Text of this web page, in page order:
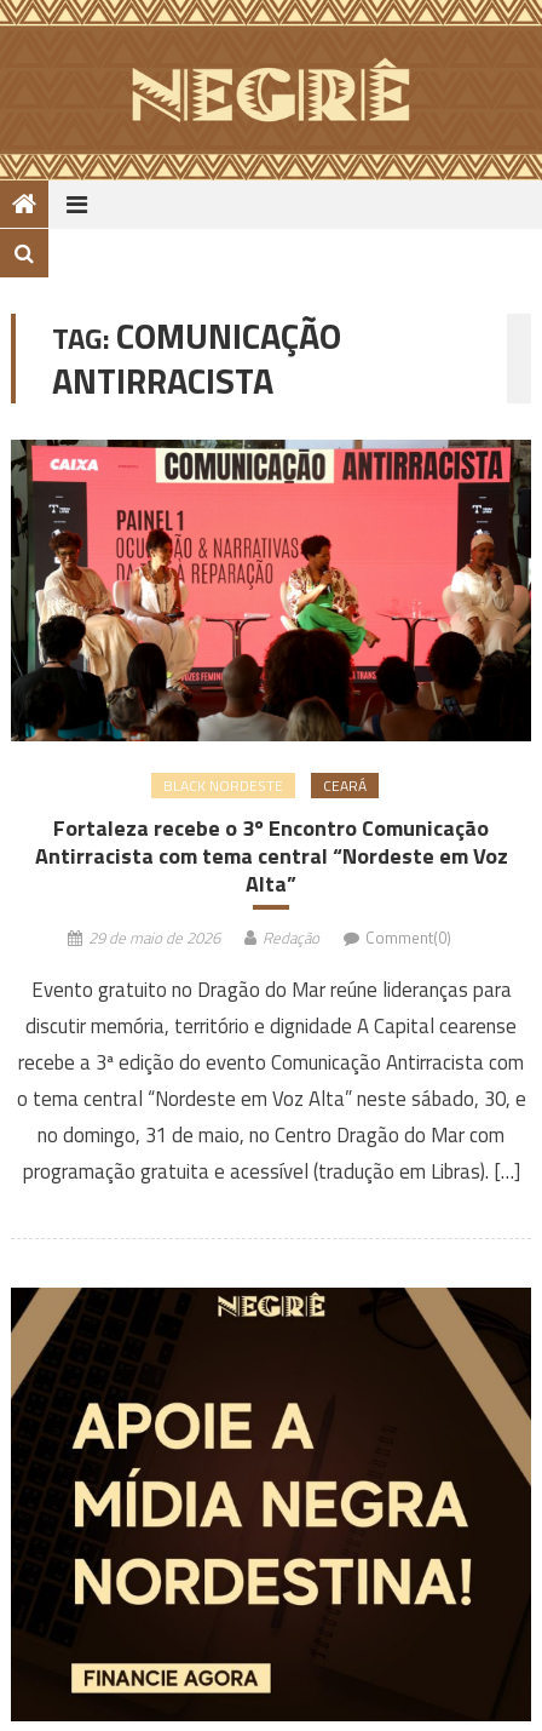
Skip
TAG:COMUNICAÇÃO
ANTIRRACISTA
BLACK NORDESTE CEARÁ
Fortaleza recebe o 3º Encontro Comunicação
Antirracista com tema central “Nordeste em Voz
Alta”
29 de maio de 2026 Redação Comment(0)
Evento gratuito no Dragão do Mar reúne lideranças para
discutir memória, território e dignidade A Capital cearense
recebe a 3ª edição do evento Comunicação Antirracista com
o tema central “Nordeste em Voz Alta” neste sábado, 30, e
no domingo, 31 de maio, no Centro Dragão do Mar com
programação gratuita e acessível (tradução em Libras). […]